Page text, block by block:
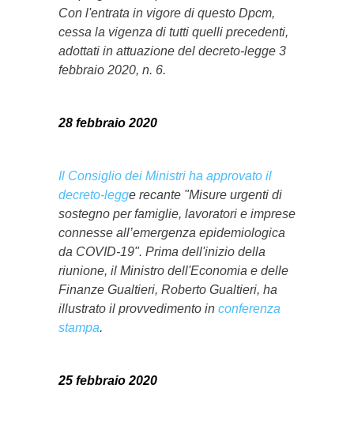
Con l'entrata in vigore di questo Dpcm,
cessa la vigenza di tutti quelli precedenti,
adottati in attuazione del decreto-legge 3
febbraio 2020, n. 6.
28 febbraio 2020
Il Consiglio dei Ministri ha approvato il
decreto-legge recante "Misure urgenti di
sostegno per famiglie, lavoratori e imprese
connesse all’emergenza epidemiologica
da COVID-19". Prima dell'inizio della
riunione, il Ministro dell'Economia e delle
Finanze Gualtieri, Roberto Gualtieri, ha
illustrato il provvedimento in conferenza
stampa.
25 febbraio 2020